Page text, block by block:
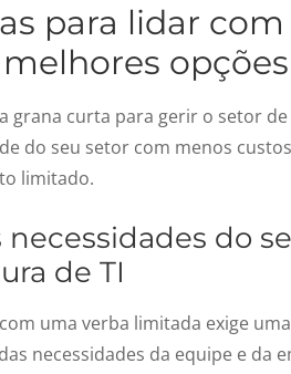
para lidar
opções
grana curta para gerir o setor
do seu setor com menos
limitado.
necessidades do
de TI
uma verba limitada exige
necessidades da equipe e da